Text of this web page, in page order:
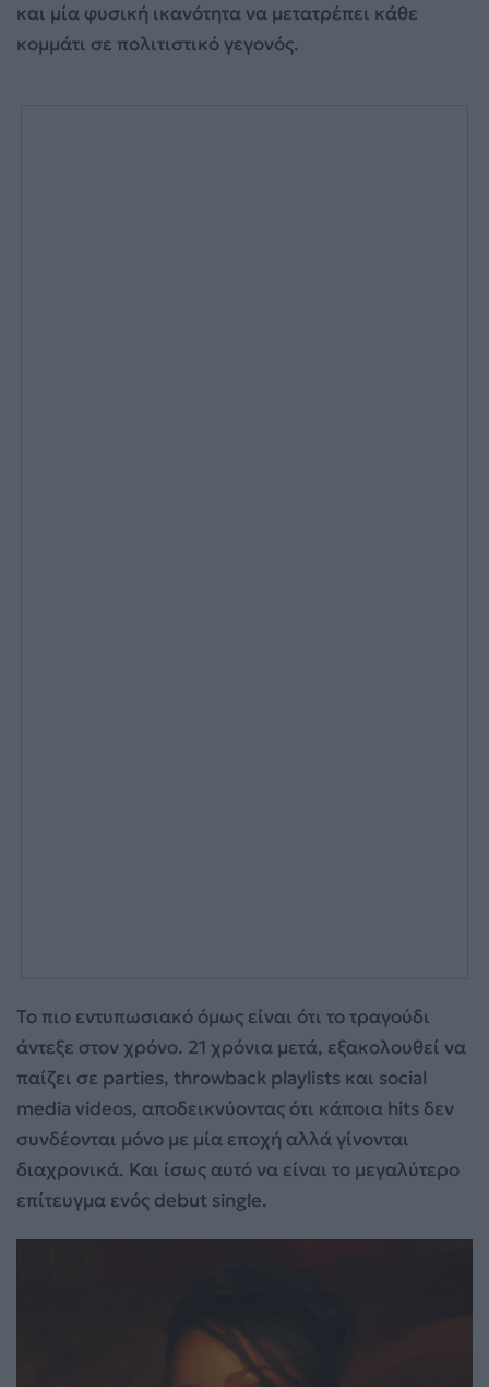
και μία φυσική ικανότητα να μετατρέπει κάθε
κομμάτι σε πολιτιστικό γεγονός.
Το πιο εντυπωσιακό όμως είναι ότι το τραγούδι
άντεξε στον χρόνο. 21 χρόνια μετά, εξακολουθεί να
παίζει σε parties, throwback playlists και social
media videos, αποδεικνύοντας ότι κάποια hits δεν
συνδέονται μόνο με μία εποχή αλλά γίνονται
διαχρονικά. Και ίσως αυτό να είναι το μεγαλύτερο
επίτευγμα ενός debut single.